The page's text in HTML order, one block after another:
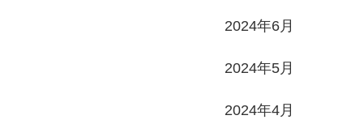
2024年6月
2024年5月
2024年4月